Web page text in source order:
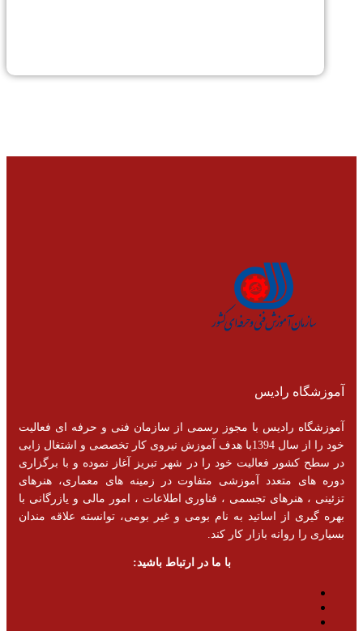
آموزشگاه رادیس
آموزشگاه رادیس با مجوز رسمی از سازمان فنی و حرفه ای فعالیت
خود را از سال 1394با هدف آموزش نیروی کار تخصصی و اشتغال زایی
در سطح کشور فعالیت خود را در شهر تبریز آغاز نموده و با برگزاری
دوره های متعدد آموزشی متفاوت در زمینه های معماری، هنرهای
تزئینی ، هنرهای تجسمی ، فناوری اطلاعات ، امور مالی و یازرگانی با
بهره گیری از اساتید به نام بومی و غیر بومی، توانسته علاقه مندان
بسیاری را روانه بازار کار کند.
با ما در ارتباط باشید: